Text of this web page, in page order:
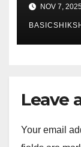
NOV 7,
Leave
Your email